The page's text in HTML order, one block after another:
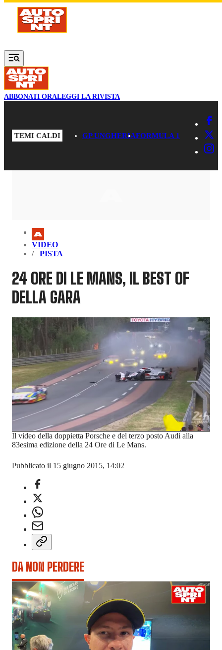
Vai al contenuto principale
ABBONATI ORALEGGI LA RIVISTA
TEMI CALDI GP UNGHERIAFORMULA 1
VIDEO
PISTA
24 ORE DI LE MANS, IL BEST OF
DELLA GARA
Il video della doppietta Porsche e del terzo posto Audi alla
83esima edizione della 24 Ore di Le Mans.
Pubblicato il 15 giugno 2015, 14:02
DA NON PERDERE